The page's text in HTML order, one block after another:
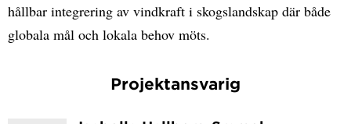
hållbar integrering av vindkraft i skogslandskap där både
globala mål och lokala behov möts.
Projektansvarig